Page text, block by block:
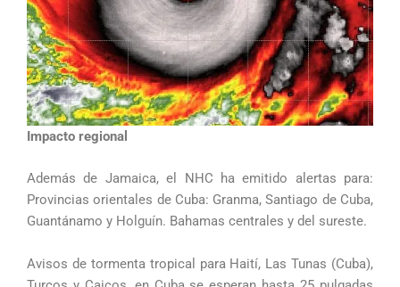
Impacto regional
Además de Jamaica, el NHC ha emitido alertas para:
Provincias orientales de Cuba: Granma, Santiago de Cuba,
Guantánamo y Holguín. Bahamas centrales y del sureste.
Avisos de tormenta tropical para Haití, Las Tunas (Cuba),